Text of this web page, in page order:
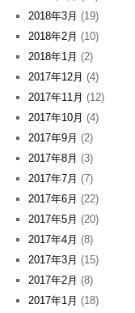
2018年3月 (19)
2018年2月 (10)
2018年1月 (2)
2017年12月 (4)
2017年11月 (12)
2017年10月 (4)
2017年9月 (2)
2017年8月 (3)
2017年7月 (7)
2017年6月 (22)
2017年5月 (20)
2017年4月 (8)
2017年3月 (15)
2017年2月 (8)
2017年1月 (18)